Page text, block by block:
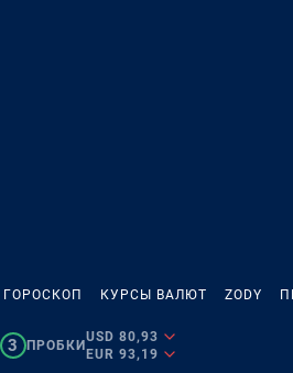
ГОРОСКОП КУРСЫ ВАЛЮТ ZODY
3 ПРОБКИ
USD 80,93
EUR 93,19